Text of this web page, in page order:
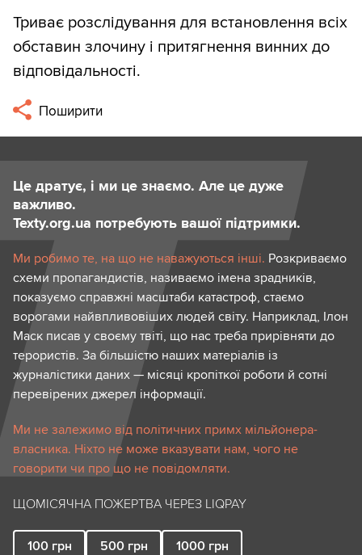
Триває розслідування для встановлення всіх
обставин злочину і притягнення винних до
відповідальності.
Поширити
Це дратує, і ми це знаємо. Але це дуже
важливо.
Texty.org.ua потребують вашої підтримки.
Ми робимо те, на що не наважуються інші. Розкриваємо
схеми пропагандистів, називаємо імена зрадників,
показуємо справжні масштаби катастроф, стаємо
ворогами найвпливовіших людей світу. Наприклад, Ілон
Маск писав у своєму твіті, що нас треба прирівняти до
терористів. За більшістю наших матеріалів із
журналістики даних — місяці кропіткої роботи й сотні
перевірених джерел інформації.
Ми не залежимо від політичних примх мільйонера-
власника. Ніхто не може вказувати нам, чого не
говорити чи про що не повідомляти.
ЩОМІСЯЧНА ПОЖЕРТВА ЧЕРЕЗ LIQPAY
100 грн 500 грн 1000 грн